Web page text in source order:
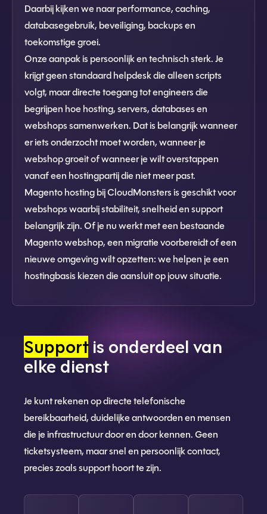
Daarbij kijken we naar performance, caching,
databasegebruik, beveiliging, backups en
toekomstige groei.
Onze aanpak is persoonlijk en technisch sterk. Je
krijgt geen standaard helpdesk die alleen scripts
volgt, maar directe toegang tot engineers die
begrijpen hoe hosting, servers, databases en
webshops samenwerken. Dat is belangrijk wanneer
er iets onderzocht moet worden, wanneer je
webshop groeit of wanneer je wilt overstappen
vanaf een hostingpartij die niet meer past.
Magento hosting bij CloudMonsters is geschikt voor
webshops waarbij stabiliteit, snelheid en support
belangrijk zijn. Of je nu werkt met een bestaande
Magento webshop, een migratie voorbereidt of een
nieuwe omgeving wilt opzetten: we helpen je een
hostingbasis kiezen die aansluit op jouw situatie.
Supportis onderdeel van
elke dienst
Je kunt rekenen op directe telefonische
bereikbaarheid, duidelijke antwoorden en mensen
die je infrastructuur door en door kennen. Geen
ticketsysteem, maar snel en persoonlijk contact,
precies zoals support hoort te zijn.